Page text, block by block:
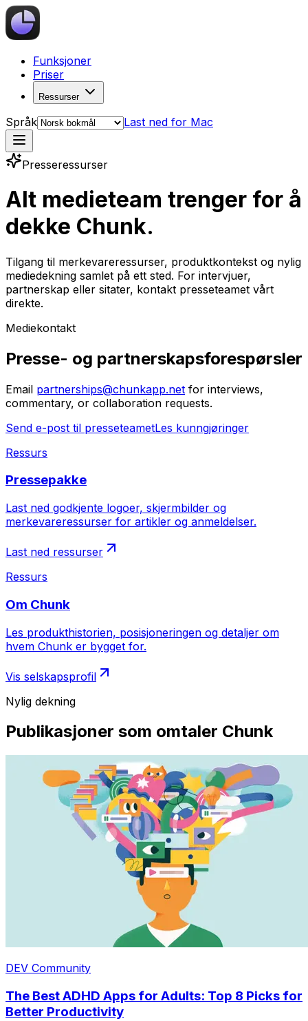
Funksjoner
Priser
Ressurser
Språk Last ned for Mac
Presseressurser
Alt medieteam trenger for å
dekke Chunk.
Tilgang til merkevareressurser, produktkontekst og nylig
mediedekning samlet på ett sted. For intervjuer,
partnerskap eller sitater, kontakt presseteamet vårt
direkte.
Mediekontakt
Presse- og partnerskapsforespørsler
Email partnerships@chunkapp.net for interviews,
commentary, or collaboration requests.
Send e-post til presseteametLes kunngjøringer
Ressurs
Pressepakke
Last ned godkjente logoer, skjermbilder og
merkevareressurser for artikler og anmeldelser.
Last ned ressurser
Ressurs
Om Chunk
Les produkthistorien, posisjoneringen og detaljer om
hvem Chunk er bygget for.
Vis selskapsprofil
Nylig dekning
Publikasjoner som omtaler Chunk
DEV Community
The Best ADHD Apps for Adults: Top 8 Picks for
Better Productivity